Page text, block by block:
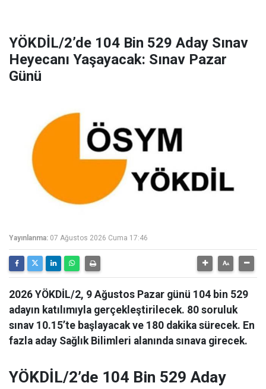
YÖKDİL/2’de 104 Bin 529 Aday Sınav
Heyecanı Yaşayacak: Sınav Pazar
Günü
Yayınlanma: 07 Ağustos 2026 Cuma 17:46
2026 YÖKDİL/2, 9 Ağustos Pazar günü 104 bin 529
adayın katılımıyla gerçekleştirilecek. 80 soruluk
sınav 10.15’te başlayacak ve 180 dakika sürecek. En
fazla aday Sağlık Bilimleri alanında sınava girecek.
YÖKDİL/2’de 104 Bin 529 Aday